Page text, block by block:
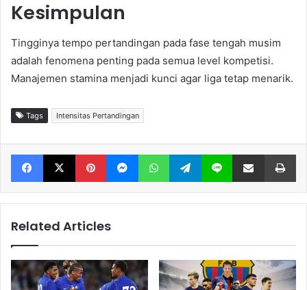
Kesimpulan
Tingginya tempo pertandingan pada fase tengah musim
adalah fenomena penting pada semua level kompetisi.
Manajemen stamina menjadi kunci agar liga tetap menarik.
Tags Intensitas Pertandingan
Facebook X Pinterest Messenger WhatsApp Telegram Line Share via Email
Related Articles